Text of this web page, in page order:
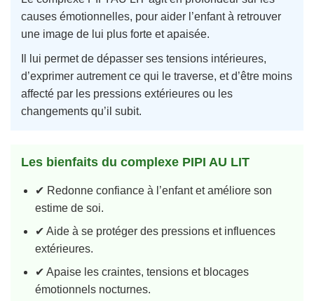
causes émotionnelles, pour aider l’enfant à retrouver
une image de lui plus forte et apaisée.
Il lui permet de dépasser ses tensions intérieures,
d’exprimer autrement ce qui le traverse, et d’être moins
affecté par les pressions extérieures ou les
changements qu’il subit.
Les bienfaits du complexe PIPI AU LIT
✔ Redonne confiance à l’enfant et améliore son
estime de soi.
✔ Aide à se protéger des pressions et influences
extérieures.
✔ Apaise les craintes, tensions et blocages
émotionnels nocturnes.